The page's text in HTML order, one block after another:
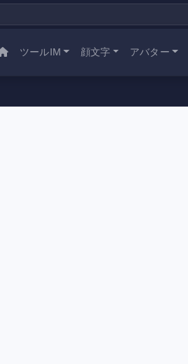
ツールIM 顔文字 アバター